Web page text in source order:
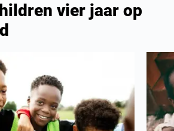
vier jaar op